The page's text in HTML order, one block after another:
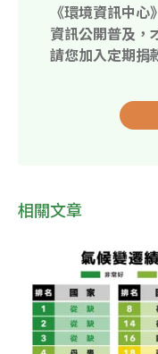
《環境資訊中
資訊公開普及，
請您加入定期捐
相關文章